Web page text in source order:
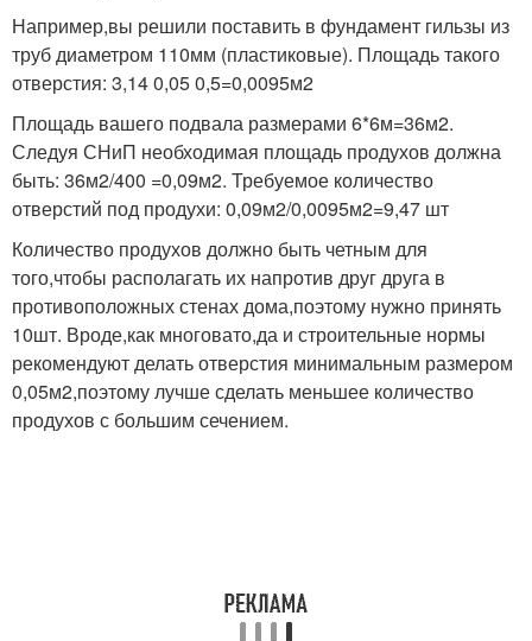
Например,вы решили поставить в фундамент гильзы из
труб диаметром 110мм (пластиковые). Площадь такого
отверстия: 3,14 0,05 0,5=0,0095м2
Площадь вашего подвала размерами 6*6м=36м2.
Следуя СНиП необходимая площадь продухов должна
быть: 36м2/400 =0,09м2. Требуемое количество
отверстий под продухи: 0,09м2/0,0095м2=9,47 шт
Количество продухов должно быть четным для
того,чтобы располагать их напротив друг друга в
противоположных стенах дома,поэтому нужно принять
10шт. Вроде,как многовато,да и строительные нормы
рекомендуют делать отверстия минимальным размером
0,05м2,поэтому лучше сделать меньшее количество
продухов с большим сечением.